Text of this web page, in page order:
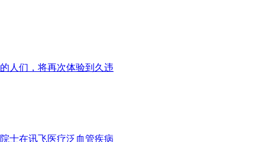
人们，将再次体验到久违
士在讯飞医疗泛血管疾病